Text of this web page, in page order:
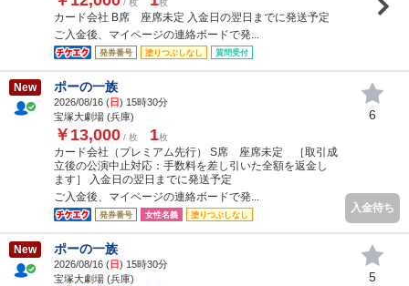
/ 枚 枚
カード会社 B席 座席未定 入金日の翌日までに発送予定
ご入金後、マイページの連絡ボードで発...
発券番号 塗りつぶしなし 質問受付
New ポーの一族
2026/08/16 (日) 15時30分
宝塚大劇場 (兵庫)
￥13,000 / 枚 1枚
カード会社（プレミアム先行） S席 座席未定 ［取引成
立後の公演中止対応：手数料を差し引いた全額を返金し
ます］ 入金日の翌日までに発送予定
ご入金後、マイページの連絡ボードで発...
発券番号 女性名義 塗りつぶしなし
6
入金待ち
New ポーの一族
2026/08/16 (日) 15時30分
宝塚大劇場 (兵庫)
5